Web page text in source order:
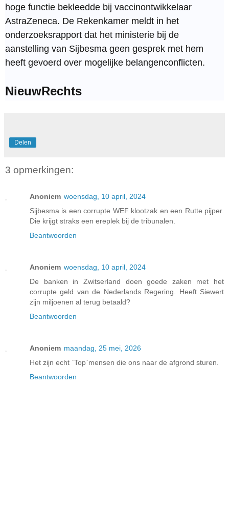
hoge functie bekleedde bij vaccinontwikkelaar
AstraZeneca. De Rekenkamer meldt in het
onderzoeksrapport dat het ministerie bij de
aanstelling van Sijbesma geen gesprek met hem
heeft gevoerd over mogelijke belangenconflicten.
NieuwRechts
Delen
3 opmerkingen:
Anoniem woensdag, 10 april, 2024
Sijbesma is een corrupte WEF klootzak en een Rutte pijper.
Die krijgt straks een ereplek bij de tribunalen.
Beantwoorden
Anoniem woensdag, 10 april, 2024
De banken in Zwitserland doen goede zaken met het
corrupte geld van de Nederlands Regering. Heeft Siewert
zijn miljoenen al terug betaald?
Beantwoorden
Anoniem maandag, 25 mei, 2026
Het zijn echt `Top`mensen die ons naar de afgrond sturen.
Beantwoorden